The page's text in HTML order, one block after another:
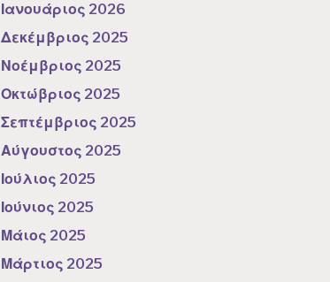
Ιανουάριος 2026
Δεκέμβριος 2025
Νοέμβριος 2025
Οκτώβριος 2025
Σεπτέμβριος 2025
Αύγουστος 2025
Ιούλιος 2025
Ιούνιος 2025
Μάιος 2025
Μάρτιος 2025